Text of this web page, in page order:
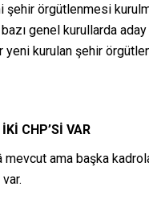
şehir örgütlenmesi
genel kurullarda
yeni kurulan şehir
CHP’Sİ VAR
mevcut ama başka